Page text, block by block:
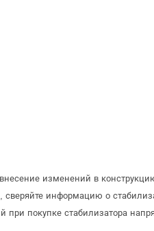
изменений в
сверяйте информацию о
при покупке стабилизатора